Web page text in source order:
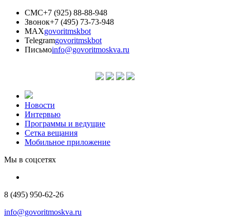
СМС+7 (925) 88-88-948
Звонок+7 (495) 73-73-948
MAXgovoritmskbot
Telegramgovoritmskbot
Письмоinfo@govoritmoskva.ru
Новости
Интервью
Программы и ведущие
Сетка вещания
Мобильное приложение
Мы в соцсетях
8 (495) 950-62-26
info@govoritmoskva.ru